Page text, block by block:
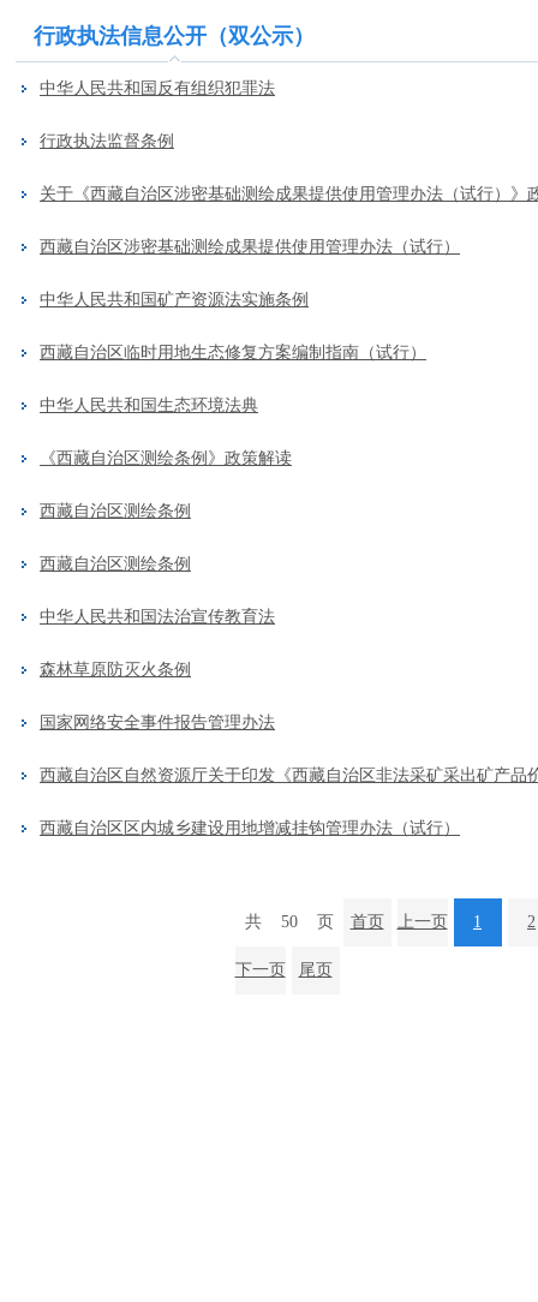
行政执法信息公开（双公示）
中华人民共和国反有组织犯罪法
行政执法监督条例
关于《西藏自治区涉密基础测绘成果提供使用管理办法（试行）》
西藏自治区涉密基础测绘成果提供使用管理办法（试行）
中华人民共和国矿产资源法实施条例
西藏自治区临时用地生态修复方案编制指南（试行）
中华人民共和国生态环境法典
《西藏自治区测绘条例》政策解读
西藏自治区测绘条例
西藏自治区测绘条例
中华人民共和国法治宣传教育法
森林草原防灭火条例
国家网络安全事件报告管理办法
西藏自治区区内城乡建设用地增减挂钩管理办法（试行）
共 50 页 首页 上一页 1 2
下一页 尾页